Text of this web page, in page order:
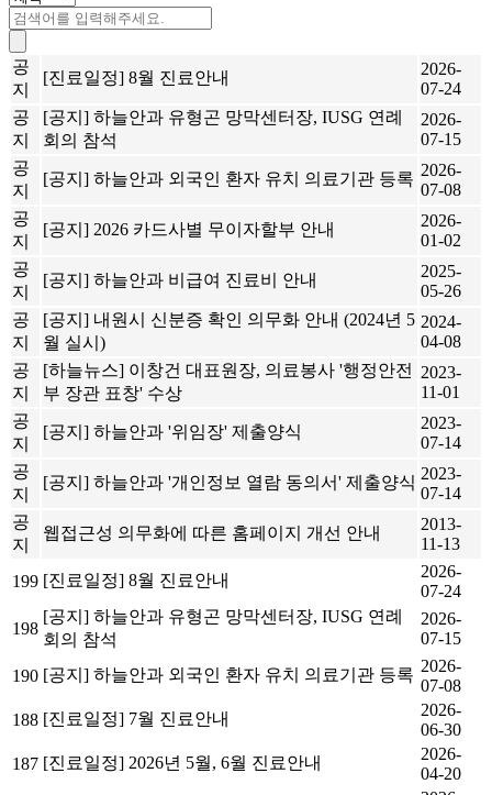
공
지
[진료일정] 8월 진료안내
2026-
07-24
공
지
[공지] 하늘안과 유형곤 망막센터장, IUSG 연례
회의 참석
2026-
07-15
공
지
[공지] 하늘안과 외국인 환자 유치 의료기관 등록 2026-
07-08
공
지
[공지] 2026 카드사별 무이자할부 안내
2026-
01-02
공
지
[공지] 하늘안과 비급여 진료비 안내
2025-
05-26
공
지
[공지] 내원시 신분증 확인 의무화 안내 (2024년 5
월 실시)
2024-
04-08
공
지
[하늘뉴스] 이창건 대표원장, 의료봉사 '행정안전
부 장관 표창' 수상
2023-
11-01
공
지
[공지] 하늘안과 '위임장' 제출양식
2023-
07-14
공
지
[공지] 하늘안과 '개인정보 열람 동의서' 제출양식 2023-
07-14
공
지
웹접근성 의무화에 따른 홈페이지 개선 안내
2013-
11-13
199 [진료일정] 8월 진료안내
2026-
07-24
198
[공지] 하늘안과 유형곤 망막센터장, IUSG 연례
회의 참석
2026-
07-15
190 [공지] 하늘안과 외국인 환자 유치 의료기관 등록 2026-
07-08
188 [진료일정] 7월 진료안내
2026-
06-30
187 [진료일정] 2026년 5월, 6월 진료안내
2026-
04-20